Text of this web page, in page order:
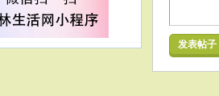
发表帖子